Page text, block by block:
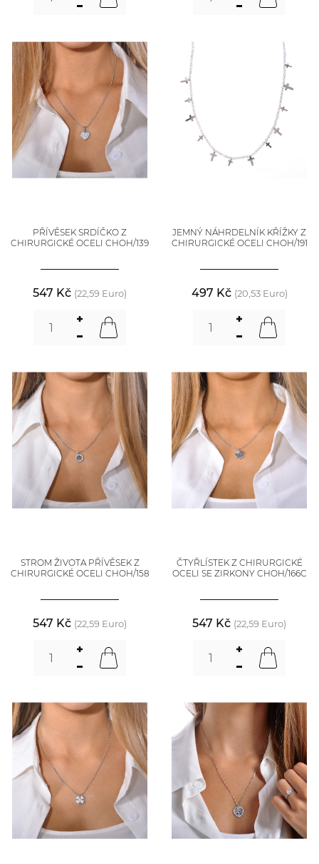
PŘÍVĚSEK SRDÍČKO Z
CHIRURGICKÉ OCELI CHOH/139
547 Kč (22,59 Euro)
JEMNÝ NÁHRDELNÍK KŘÍŽKY Z
CHIRURGICKÉ OCELI CHOH/191
497 Kč (20,53 Euro)
STROM ŽIVOTA PŘÍVĚSEK Z
CHIRURGICKÉ OCELI CHOH/158
547 Kč (22,59 Euro)
ČTYŘLÍSTEK Z CHIRURGICKÉ
OCELI SE ZIRKONY CHOH/166C
547 Kč (22,59 Euro)